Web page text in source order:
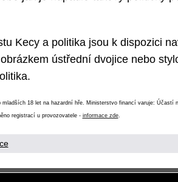
Kecy a politika jsou k dispozici
ústřední dvojice nebo
18 let na hazardní hře. Ministerstvo financí varuje: Účastí
registrací u provozovatele - informace zde.